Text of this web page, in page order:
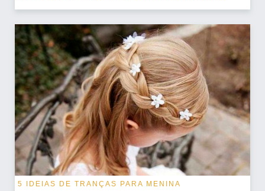
5 IDEIAS DE TRANÇAS PARA MENINA